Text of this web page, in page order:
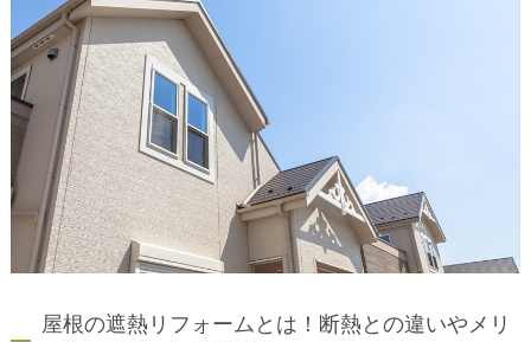
屋根の遮熱リフォームとは！断熱との違いやメリ